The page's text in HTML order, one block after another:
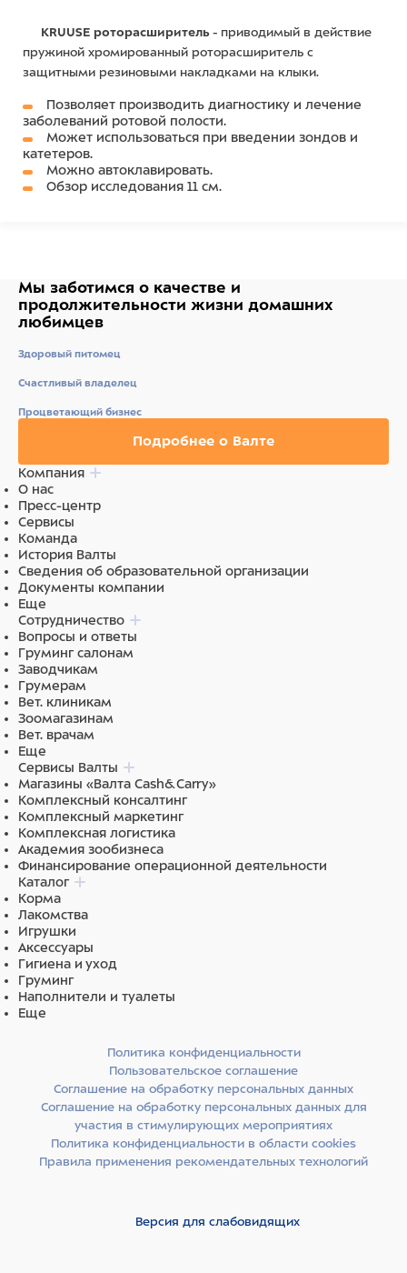
KRUUSE роторасширитель- приводимый в действие
пружиной хромированный роторасширитель с
защитными резиновыми накладками на клыки.
Позволяет производить диагностику и лечение
заболеваний ротовой полости.
Может использоваться при введении зондов и
катетеров.
Можно автоклавировать.
Обзор исследования 11 см.
Мы заботимся о качестве и
продолжительности жизни домашних
любимцев
Здоровый питомец
Счастливый владелец
Процветающий бизнес
Подробнее о Валте
Компания
О нас
Пресс-центр
Сервисы
Команда
История Валты
Сведения об образовательной организации
Документы компании
Еще
Сотрудничество
Вопросы и ответы
Груминг салонам
Заводчикам
Грумерам
Вет. клиникам
Зоомагазинам
Вет. врачам
Еще
Сервисы Валты
Магазины «Валта Cash&Carry»
Комплексный консалтинг
Комплексный маркетинг
Комплексная логистика
Академия зообизнеса
Финансирование операционной деятельности
Каталог
Корма
Лакомства
Игрушки
Аксессуары
Гигиена и уход
Груминг
Наполнители и туалеты
Еще
Политика конфиденциальности
Пользовательское соглашение
Соглашение на обработку персональных данных
Соглашение на обработку персональных данных для
участия в стимулирующих мероприятиях
Политика конфиденциальности в области cookies
Правила применения рекомендательных технологий
Версия для слабовидящих